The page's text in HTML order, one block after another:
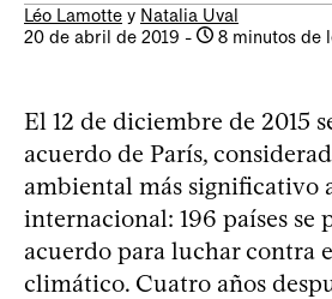
Léo Lamotte y Natalia Uval
20 de abril de 2019 - 8 minutos de
El 12 de diciembre de 2015
acuerdo de París,
ambiental más significativo
internacional: 196 países se
acuerdo para luchar contra
climático. Cuatro años